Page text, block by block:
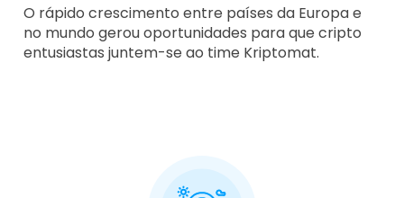
O rápido crescimento entre países da Europa e
no mundo gerou oportunidades para que cripto
entusiastas juntem-se ao time Kriptomat.